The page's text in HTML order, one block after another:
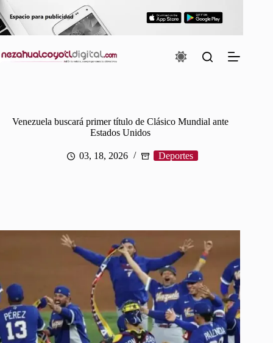
Saltar
al
contenido
Venezuela buscará primer título de Clásico Mundial ante
Estados Unidos
03, 18, 2026 Deportes